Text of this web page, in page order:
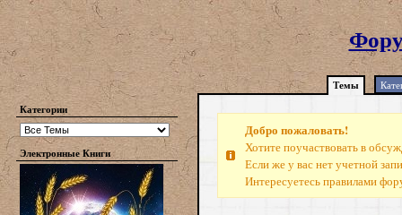
Темы
Категории
Электронные Книги
Добро пожаловать!
Хотите поучаствовать в
Если же у вас нет учетной
Интересуетесь правилами